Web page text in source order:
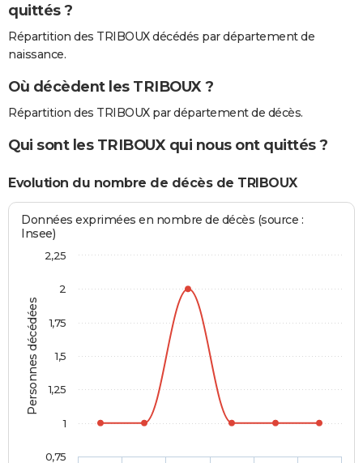
quittés ?
Répartition des TRIBOUX décédés par département de
naissance.
Où décèdent les TRIBOUX ?
Répartition des TRIBOUX par département de décès.
Qui sont les TRIBOUX qui nous ont quittés ?
Evolution du nombre de décès de TRIBOUX
Personnes décédées
Données exprimées en nombre de décès (source :
Insee)
0,75
1
1,25
1,5
1,75
2
2,25